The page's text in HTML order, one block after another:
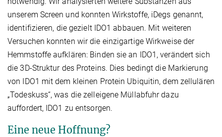
unserem Screen und konnten Wirkstoffe, iDegs genannt,
identifizieren, die gezielt IDO1 abbauen. Mit weiteren
Versuchen konnten wir die einzigartige Wirkweise der
Hemmstoffe aufklären: Binden sie an IDO1, verändert sich
die 3D-Struktur des Proteins. Dies bedingt die Markierung
von IDO1 mit dem kleinen Protein Ubiquitin, dem zellulären
„Todeskuss“, was die zelleigene Müllabfuhr dazu
auffordert, IDO1 zu entsorgen.
Eine neue Hoffnung?